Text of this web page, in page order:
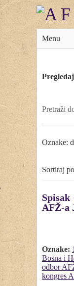
Menu
Pretraži
Oznake:
Sortiraj
Spisak
AFŽ-a
Oznake:
Bosna i
odbor
kongres